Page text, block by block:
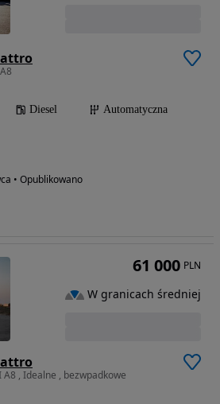
Diesel
Automatyczna
• Opublikowano
A8 , Idealne , bezwpadkowe
61 000 PLN
W granicach średniej